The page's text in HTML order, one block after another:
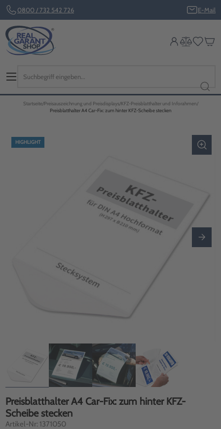
0800 / 732 542 726 E-Mail
Startseite Preisauszeichnung und Preisdisplays KFZ-Preisblatthalter und Inforahmen
Preisblatthalter A4 Car-Fix: zum hinter KFZ-Scheibe stecken
HIGHLIGHT
Preisblatthalter A4 Car-Fix: zum hinter KFZ-
Scheibe stecken
Artikel-Nr: 1371050